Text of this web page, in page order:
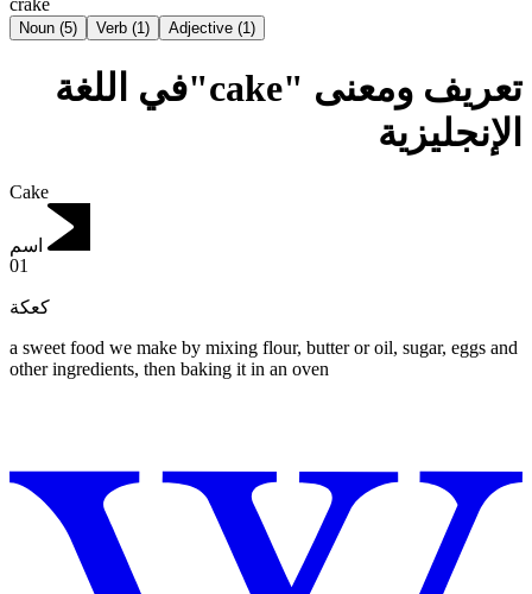
Noun (5) Verb (1) Adjective (1)
تعريف ومعنى "cake"في اللغة
الإنجليزية
Cake
اسم
01
كعكة
a sweet food we make by mixing flour, butter or oil, sugar, eggs and
other ingredients, then baking it in an oven